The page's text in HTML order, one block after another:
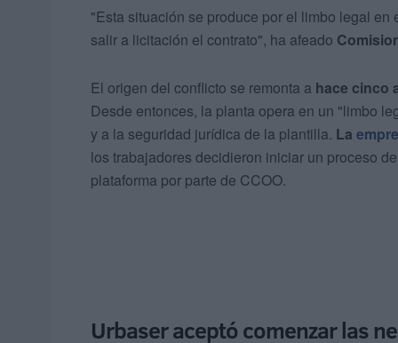
"Esta situación se produce por el limbo legal
salir a licitación el contrato", ha afeado
El origen del conflicto se remonta a hace cinco
Desde entonces, la planta opera en un "limbo
y a la seguridad jurídica de la plantilla. La
los trabajadores decidieron iniciar un proceso
plataforma por parte de CCOO.
Urbaser aceptó comenzar las